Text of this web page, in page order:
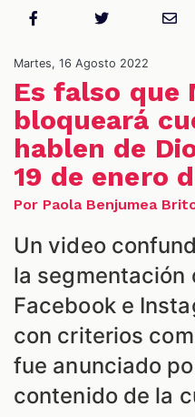
Martes, 16 Agosto 2022
Es falso que
bloqueará
hablen de
19 de enero
Por Paola Benjumea
Un video
la segmentación
Facebook e
con criterios
fue anunciado
contenido de la